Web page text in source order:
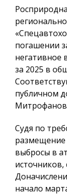
погашении
негативное
за 2025 в
публичном
Судя по
размещение
выбросы в
источников,
начало